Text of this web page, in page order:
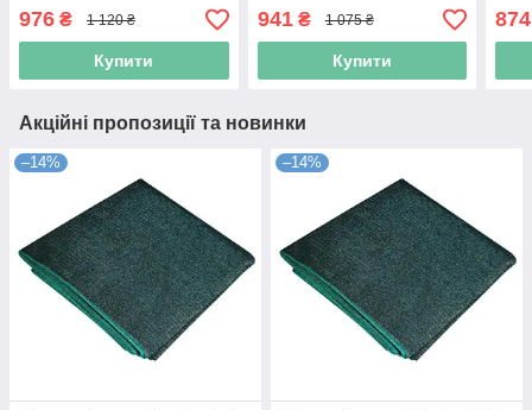
976 ₴ 1 120 ₴
Купити
941₴ 1 075 ₴
Купити
874
Акційні пропозиції та новинки
–14% –14%